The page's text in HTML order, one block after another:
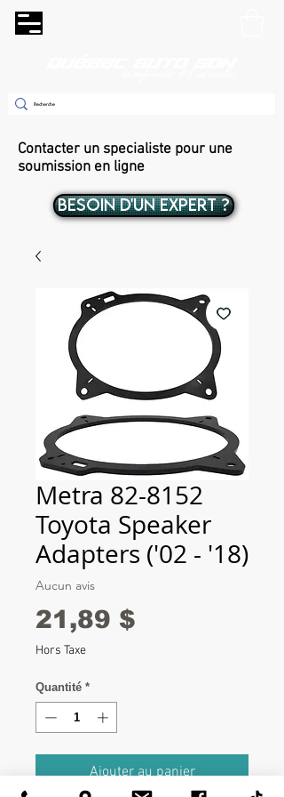
Contacter un specialiste pour une
soumission en ligne
BESOIN D'UN EXPERT ?
Metra 82-8152
Toyota Speaker
Adapters ('02 - '18)
Aucun avis
21,89 $
Hors Taxe
Quantité *
Ajouter au panier